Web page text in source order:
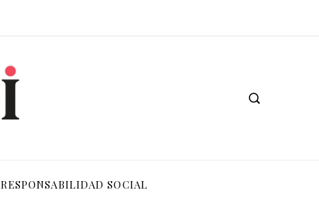
RESPONSABILIDAD SOCIAL